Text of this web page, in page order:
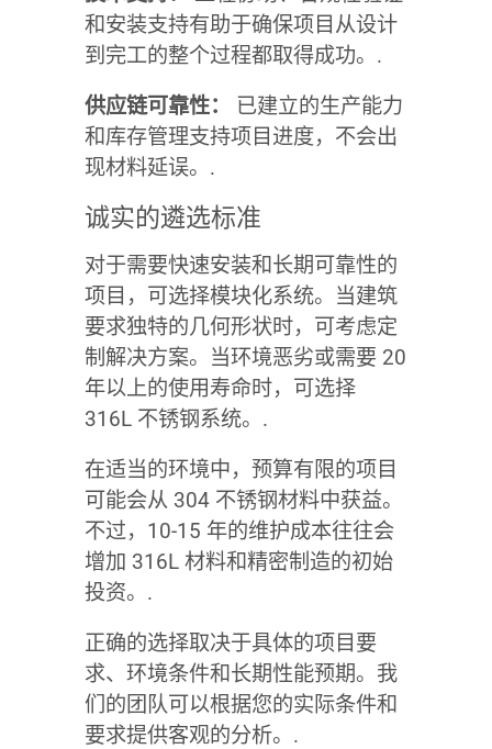
和安装支持有助于确保项目从设计
到完工的整个过程都取得成功。.
供应链可靠性：
已建立的生产能力
和库存管理支持项目进度，不会出
现材料延误。.
诚实的遴选标准
对于需要快速安装和长期可靠性的
项目，可选择模块化系统。当建筑
要求独特的几何形状时，可考虑定
制解决方案。当环境恶劣或需要 20
年以上的使用寿命时，可选择
316L 不锈钢系统。.
在适当的环境中，预算有限的项目
可能会从 304 不锈钢材料中获益。
不过，10-15 年的维护成本往往会
增加 316L 材料和精密制造的初始
投资。.
正确的选择取决于具体的项目要
求、环境条件和长期性能预期。我
们的团队可以根据您的实际条件和
要求提供客观的分析。.